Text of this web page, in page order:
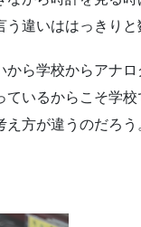
う違いははっきり
ら学校からアナロ
いるからこそ学校
方が違うのだろう